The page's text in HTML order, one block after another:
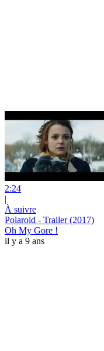
2:24
|
À suivre
Polaroid - Trailer (2017)
Oh My Gore !
il y a 9 ans